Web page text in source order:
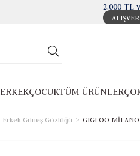
2.000 TL
ERKEKÇOCUKTÜM ÜRÜNLER
Erkek Güneş Gözlüğü GIGI OO